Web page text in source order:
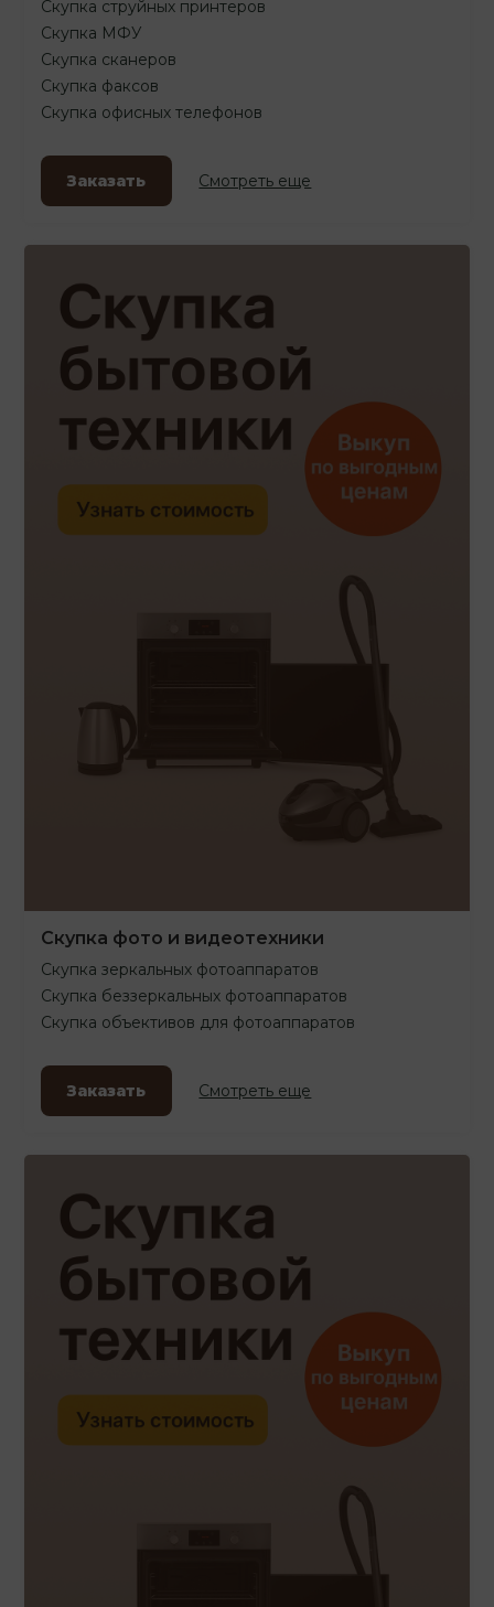
Скупка струйных принтеров
Скупка МФУ
Скупка сканеров
Скупка факсов
Скупка офисных телефонов
Заказать Смотреть еще
Скупка фото и видеотехники
Скупка зеркальных фотоаппаратов
Скупка беззеркальных фотоаппаратов
Скупка объективов для фотоаппаратов
Заказать Смотреть еще